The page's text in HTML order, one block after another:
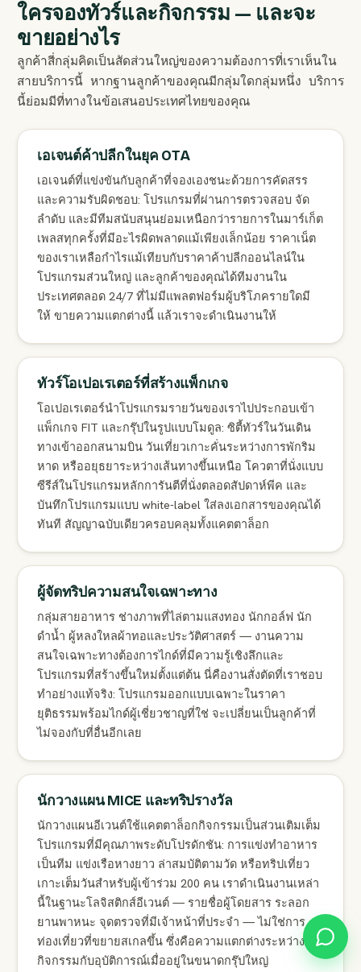
ใครจองทัวร์และกิจกรรม — และจะ
ขายอย่างไร
ลูกค้าสี่กลุ่มคิดเป็นสัดส่วนใหญ่ของความต้องการที่เราเห็นใน
สายบริการนี้ หากฐานลูกค้าของคุณมีกลุ่มใดกลุ่มหนึ่ง บริการ
นี้ย่อมมีที่ทางในข้อเสนอประเทศไทยของคุณ
เอเจนต์ค้าปลีกในยุค OTA
เอเจนต์ที่แข่งขันกับลูกค้าที่จองเองชนะด้วยการคัดสรร
และความรับผิดชอบ: โปรแกรมที่ผ่านการตรวจสอบ จัด
ลำดับ และมีทีมสนับสนุนย่อมเหนือกว่ารายการในมาร์เก็ต
เพลสทุกครั้งที่มีอะไรผิดพลาดแม้เพียงเล็กน้อย ราคาเน็ต
ของเราเหลือกำไรแม้เทียบกับราคาค้าปลีกออนไลน์ใน
โปรแกรมส่วนใหญ่ และลูกค้าของคุณได้ทีมงานใน
ประเทศตลอด 24/7 ที่ไม่มีแพลตฟอร์มผู้บริโภครายใดมี
ให้ ขายความแตกต่างนี้ แล้วเราจะดำเนินงานให้
ทัวร์โอเปอเรเตอร์ที่สร้างแพ็กเกจ
โอเปอเรเตอร์นำโปรแกรมรายวันของเราไปประกอบเข้า
แพ็กเกจ FIT และกรุ๊ปในรูปแบบโมดูล: ซิตี้ทัวร์ในวันเดิน
ทางเข้าออกสนามบิน วันเที่ยวเกาะคั่นระหว่างการพักริม
หาด หรืออยุธยาระหว่างเส้นทางขึ้นเหนือ โควตาที่นั่งแบบ
ซีรีส์ในโปรแกรมหลักการันตีที่นั่งตลอดสัปดาห์พีค และ
บันทึกโปรแกรมแบบ white-label ใส่ลงเอกสารของคุณได้
ทันที สัญญาฉบับเดียวครอบคลุมทั้งแคตตาล็อก
ผู้จัดทริปความสนใจเฉพาะทาง
กลุ่มสายอาหาร ช่างภาพที่ไล่ตามแสงทอง นักกอล์ฟ นัก
ดำน้ำ ผู้หลงใหลผ้าทอและประวัติศาสตร์ — งานความ
สนใจเฉพาะทางต้องการไกด์ที่มีความรู้เชิงลึกและ
โปรแกรมที่สร้างขึ้นใหม่ตั้งแต่ต้น นี่คืองานสั่งตัดที่เราชอบ
ทำอย่างแท้จริง: โปรแกรมออกแบบเฉพาะในราคา
ยุติธรรมพร้อมไกด์ผู้เชี่ยวชาญที่ใช่ จะเปลี่ยนเป็นลูกค้าที่
ไม่จองกับที่อื่นอีกเลย
นักวางแผน MICE และทริปรางวัล
นักวางแผนอีเวนต์ใช้แคตตาล็อกกิจกรรมเป็นส่วนเติมเต็ม
โปรแกรมที่มีคุณภาพระดับโปรดักชัน: การแข่งทำอาหาร
เป็นทีม แข่งเรือหางยาว ล่าสมบัติตามวัด หรือทริปเที่ยว
เกาะเต็มวันสำหรับผู้เข้าร่วม 200 คน เราดำเนินงานเหล่า
นี้ในฐานะโลจิสติกส์อีเวนต์ — รายชื่อผู้โดยสาร ระลอก
ยานพาหนะ จุดตรวจที่มีเจ้าหน้าที่ประจำ — ไม่ใช่การ
ท่องเที่ยวที่ขยายสเกลขึ้น ซึ่งคือความแตกต่างระหว่าง
กิจกรรมกับอุบัติการณ์เมื่ออยู่ในขนาดกรุ๊ปใหญ่